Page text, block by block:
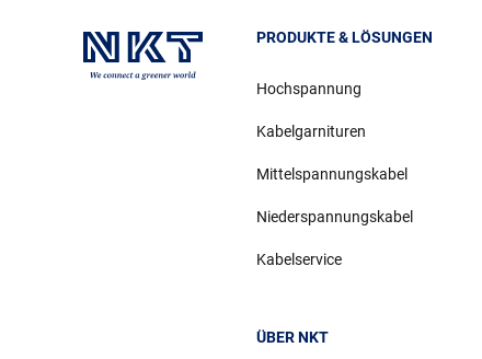
PRODUKTE & LÖSUNGEN
Hochspannung
Kabelgarnituren
Mittelspannungskabel
Niederspannungskabel
Kabelservice
ÜBER NKT